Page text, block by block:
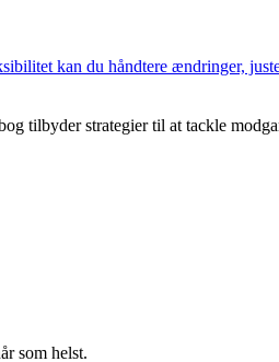
kan du håndtere ændringer,
tilbyder strategier til at tackle
som helst.